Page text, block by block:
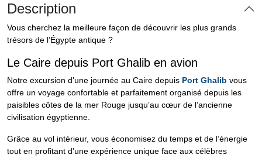
Description
Vous cherchez la meilleure façon de découvrir les plus grands
trésors de l’Égypte antique ?
Le Caire depuis Port Ghalib en avion
Notre excursion d’une journée au Caire depuis Port Ghalib vous
offre un voyage confortable et parfaitement organisé depuis les
paisibles côtes de la mer Rouge jusqu’au cœur de l’ancienne
civilisation égyptienne.
Grâce au vol intérieur, vous économisez du temps et de l’énergie
tout en profitant d’une expérience unique face aux célèbres